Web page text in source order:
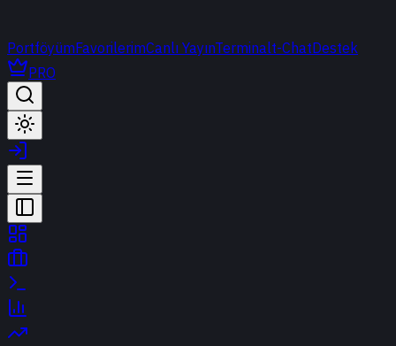
PortföyümFavorilerimCanlı YayınTerminalt-ChatDestek
PRO